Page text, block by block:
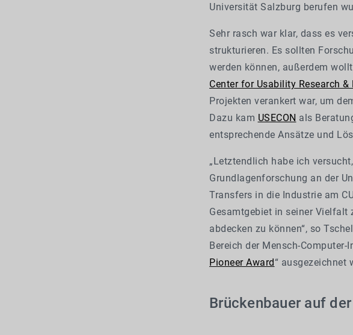
Universität Salzburg berufen
Sehr rasch war klar, dass es
strukturieren. Es sollten
werden können, außerdem
Center for Usability Research &
Projekten verankert war, um
Dazu kam USECON als
entsprechende Ansätze und
„Letztendlich habe ich
Grundlagenforschung an der
Transfers in die Industrie am
Gesamtgebiet in seiner Vielfalt
abdecken zu können“, so
Bereich der Mensch-
Pioneer Award“ ausgezeichnet
Brückenbauer auf